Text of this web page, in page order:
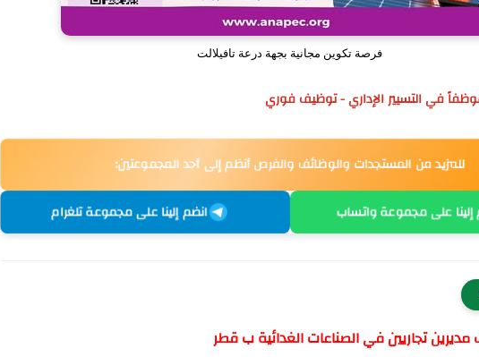
فرصة تكوين مجانية بجهة درعة تافيلالت
للمزيد من المستجدات والوظائف والفرص أنظم إلى أحد المجموعتين:
على مجموعة واتساب انضم إلينا على مجموعة تلغرام
تجاريين في الصناعات الغدائية ب قطر